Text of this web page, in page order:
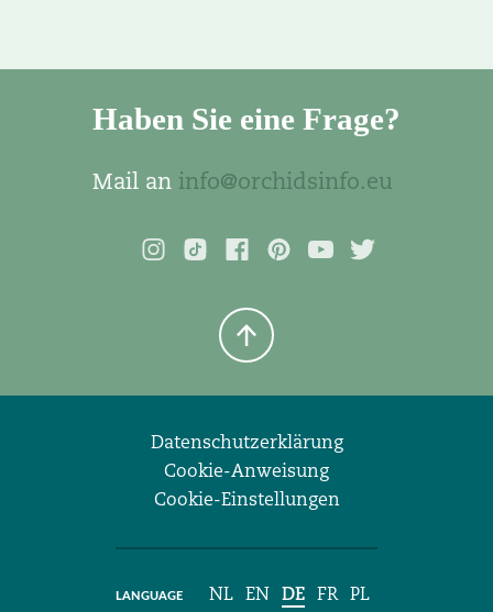
Haben Sie eine Frage?
Mail an info@orchidsinfo.eu
Datenschutzerklärung
Cookie-Anweisung
Cookie-Einstellungen
NL EN DE FR PL